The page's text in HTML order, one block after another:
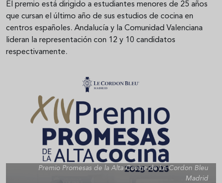
El premio está dirigido a estudiantes menores de 25 años
que cursan el último año de sus estudios de cocina en
centros españoles. Andalucía y la Comunidad Valenciana
lideran la representación con 12 y 10 candidatos
respectivamente.
Premio Promesas de la Alta Cocina de Le Cordon Bleu
Madrid